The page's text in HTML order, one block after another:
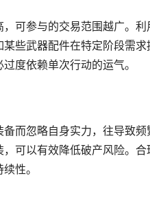
可参与的交易范围越广。
些武器配件在特定阶段需
度依赖单次行动的运气。
而忽略自身实力，往导致
可以有效降低破产风险。
性。